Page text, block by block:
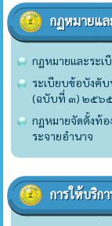
กฏหมายแล
กฏหมายและระเ
ระเบียบข้อบังคั
(ฉบับที่ ๓) ๒๕๖
กฏหมายจัดตั้งท้
ระจายอำนาจ
การให้บริก